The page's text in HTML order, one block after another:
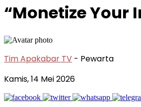
“Monetize Your
Tim Apakabar TV - Pewarta
Kamis, 14 Mei 2026